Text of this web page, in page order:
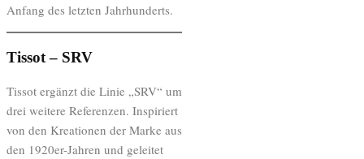
Anfang des letzten Jahrhunderts.
Tissot – SRV
Tissot ergänzt die Linie „SRV“ um
drei weitere Referenzen. Inspiriert
von den Kreationen der Marke aus
den 1920er-Jahren und geleitet